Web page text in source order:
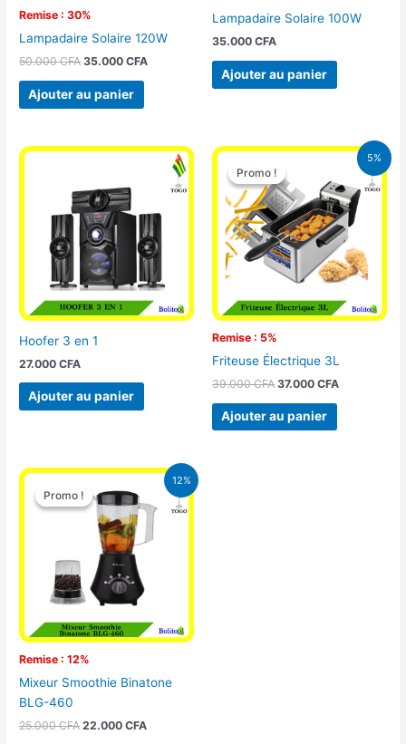
Remise : 30%
Lampadaire Solaire 120W
50.000CFA 35.000CFA
Ajouter au panier
Lampadaire Solaire 100W
35.000 CFA
Ajouter au panier
Hoofer 3 en 1
27.000CFA
Ajouter au panier
5%
Promo !
Remise : 5%
Promo !
Friteuse Électrique 3L
39.000CFA
Le
initial
était :
39.000 CFA.
37.000 CFA
Le
prix
actuel
est :
37.000 CFA.
Ajouter au panier
12%
Promo !
Remise : 12%
Promo !
Mixeur Smoothie Binatone
BLG-460
25.000CFA
Le
prix
initial
était :
25.000 CFA.
22.000CFA
Le
prix
actuel
est :